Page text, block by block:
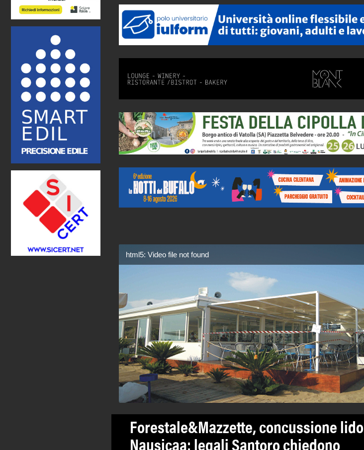
html5: Video file not found
Forestale&Mazzette, concussione lido